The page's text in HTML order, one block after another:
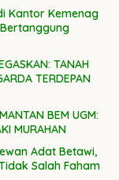
Kantor Kemenag
TANAH
TERDEPAN
BEM UGM:
MURAHAN
Adat Betawi,
Salah Faham